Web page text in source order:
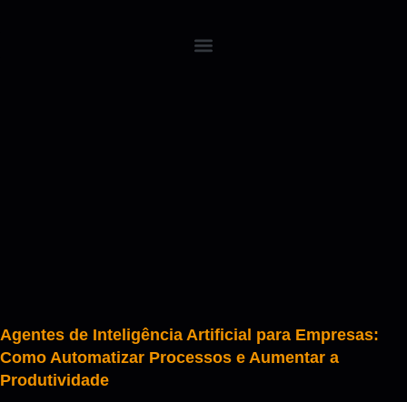
Agentes de Inteligência Artificial para Empresas:
Como Automatizar Processos e Aumentar a
Produtividade